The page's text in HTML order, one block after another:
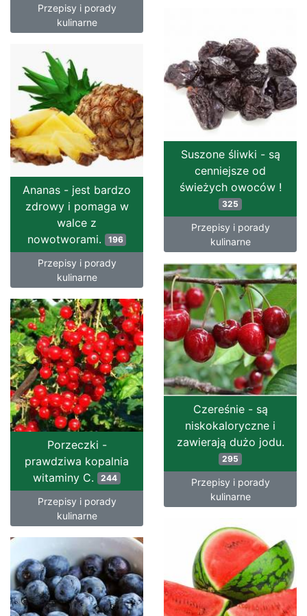
Przepisy i porady
kulinarne
Suszone śliwki - są
cenniejsze od
świeżych owoców !
325
Przepisy i porady
kulinarne
Ananas - jest bardzo
zdrowy i pomaga w
walce z
nowotworami.
196
Przepisy i porady
kulinarne
Czereśnie - są
niskokaloryczne i
zawierają dużo jodu.
295
Przepisy i porady
kulinarne
Porzeczki -
prawdziwa kopalnia
witaminy C. 244
Przepisy i porady
kulinarne